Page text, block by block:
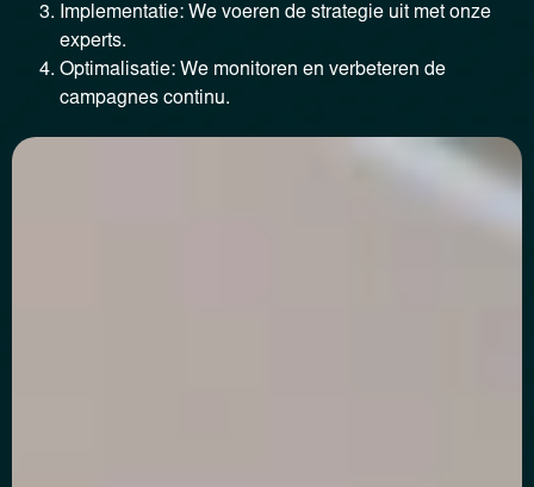
Implementatie: We voeren de strategie uit met onze
experts.
Optimalisatie: We monitoren en verbeteren de
campagnes continu.